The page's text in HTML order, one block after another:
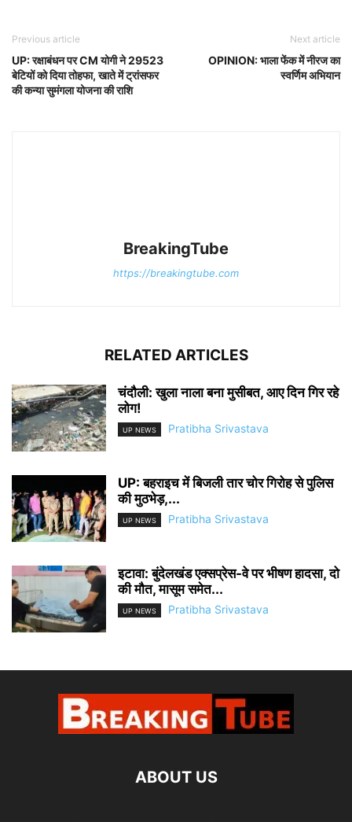
Previous article
UP: रक्षाबंधन पर CM योगी ने 29523
बेटियों को दिया तोहफा, खाते में ट्रांसफर
की कन्या सुमंगला योजना की राशि
Next article
OPINION: भाला फेंक में नीरज का
स्वर्णिम अभियान
BreakingTube
https://breakingtube.com
RELATED ARTICLES
चंदौली: खुला नाला बना मुसीबत, आए दिन गिर रहे
लोग!
UP NEWS Pratibha Srivastava
UP: बहराइच में बिजली तार चोर गिरोह से पुलिस
की मुठभेड़,...
UP NEWS Pratibha Srivastava
इटावा: बुंदेलखंड एक्सप्रेस-वे पर भीषण हादसा, दो
की मौत, मासूम समेत...
UP NEWS Pratibha Srivastava
ABOUT US